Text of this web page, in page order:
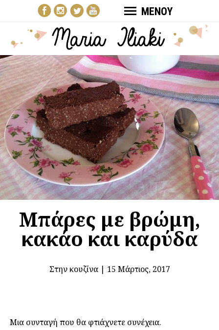
ΜΕΝΟΥ
Mπάρες με βρώμη,
κακάο και καρύδα
Στην κουζίνα| 15 Μάρτιος, 2017
Μια συνταγή που θα φτιάχνετε συνέχεια.